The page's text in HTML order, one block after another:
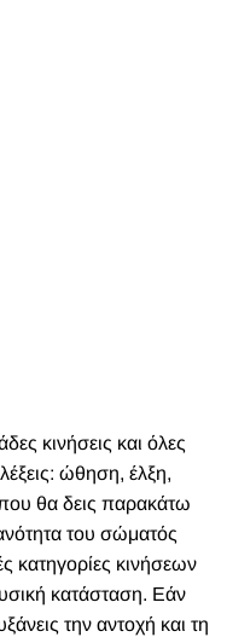
κινήσεις και όλες
ώθηση, έλξη,
θα δεις παρακάτω
του σώματός
κατηγορίες κινήσεων
κατάσταση. Εάν
την αντοχή και τη